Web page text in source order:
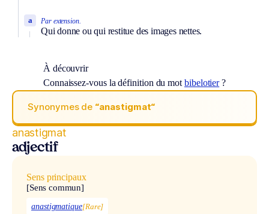
Par extension.
Qui donne ou qui restitue des images nettes.
a
À découvrir
Connaissez-vous la définition du mot bibelotier?
Synonymes de “anastigmat“
anastigmat
adjectif
Sens principaux
[Sens commun]
anastigmatique[Rare]